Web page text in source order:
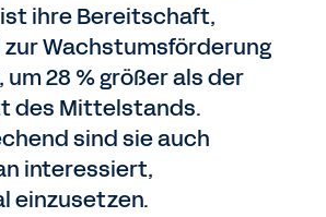
ihre Bereitschaft,
Wachstumsförderung
28 % größer als der
des Mittelstands.
sind sie auch
interessiert,
einzusetzen.